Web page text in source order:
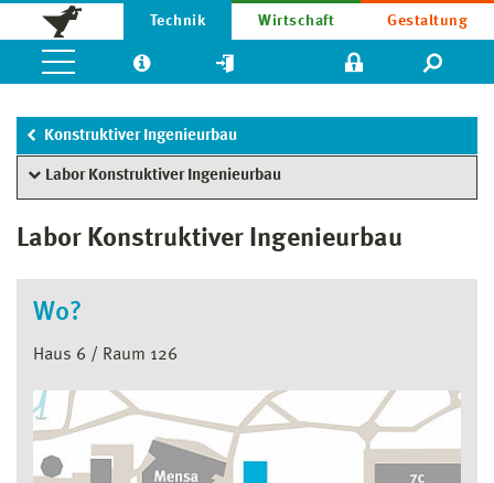
Technik Wirtschaft Gestaltung
Konstruktiver Ingenieurbau
Labor Konstruktiver Ingenieurbau
Labor Konstruktiver Ingenieurbau
Wo?
Haus 6 / Raum 126